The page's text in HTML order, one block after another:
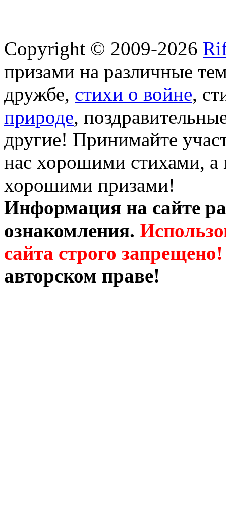
Copyright © 2009-2026
призами на различные
дружбе, стихи о войне,
природе,
другие! Принимайте
нас хорошими стихами, а
хорошими призами!
Информация на сайте
ознакомления.
сайта строго запрещено!
авторском праве!